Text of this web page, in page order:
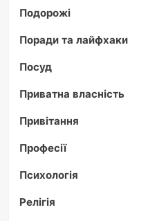
Подорожі
Поради та лайфхаки
Посуд
Приватна власність
Привітання
Професії
Психологія
Релігія